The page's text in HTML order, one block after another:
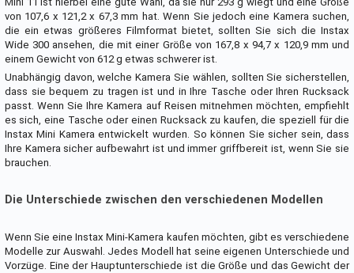
von 107,6 x 121,2 x 67,3 mm hat. Wenn Sie jedoch eine Kamera suchen,
die ein etwas größeres Filmformat bietet, sollten Sie sich die Instax
Wide 300 ansehen, die mit einer Größe von 167,8 x 94,7 x 120,9 mm und
einem Gewicht von 612 g etwas schwerer ist.
Unabhängig davon, welche Kamera Sie wählen, sollten Sie sicherstellen,
dass sie bequem zu tragen ist und in Ihre Tasche oder Ihren Rucksack
passt. Wenn Sie Ihre Kamera auf Reisen mitnehmen möchten, empfiehlt
es sich, eine Tasche oder einen Rucksack zu kaufen, die speziell für die
Instax Mini Kamera entwickelt wurden. So können Sie sicher sein, dass
Ihre Kamera sicher aufbewahrt ist und immer griffbereit ist, wenn Sie sie
brauchen.
Die Unterschiede zwischen den verschiedenen Modellen
Wenn Sie eine Instax Mini-Kamera kaufen möchten, gibt es verschiedene
Modelle zur Auswahl. Jedes Modell hat seine eigenen Unterschiede und
Vorzüge. Eine der Hauptunterschiede ist die Größe und das Gewicht der